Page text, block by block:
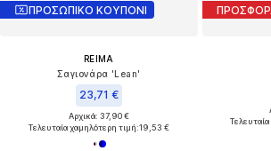
ΠΡΟΣΩΠΙΚΟ ΚΟΥΠΟΝΙ
REIMA
Σαγιονάρα 'Lean'
23,71 €
Αρχικά: 37,90 €
Τελευταία χαμηλότερη τιμή:19,53 €